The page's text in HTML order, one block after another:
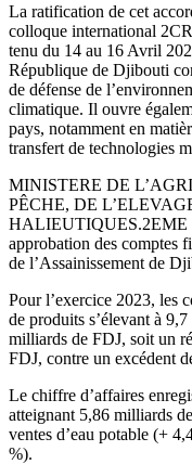
La ratification de cet
colloque international
tenu du 14 au 16 Avril
République de Djibouti
de défense de
climatique. Il ouvre
pays, notamment en
transfert de technologies
MINISTERE DE
PÊCHE, DE
HALIEUTIQUES.2EME
approbation des comptes
de l’Assainissement de
Pour l’exercice 2023, les
de produits s’élevant à
milliards de FDJ, soit un
FDJ, contre un excédent
Le chiffre d’affaires
atteignant 5,86 milliards
ventes d’eau potable (+
%).